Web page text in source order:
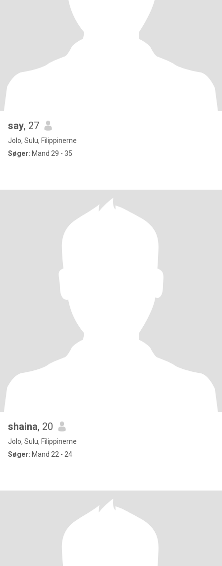
say, 27
Jolo, Sulu, Filippinerne
Søger: Mand 29 - 35
shaina, 20
Jolo, Sulu, Filippinerne
Søger: Mand 22 - 24